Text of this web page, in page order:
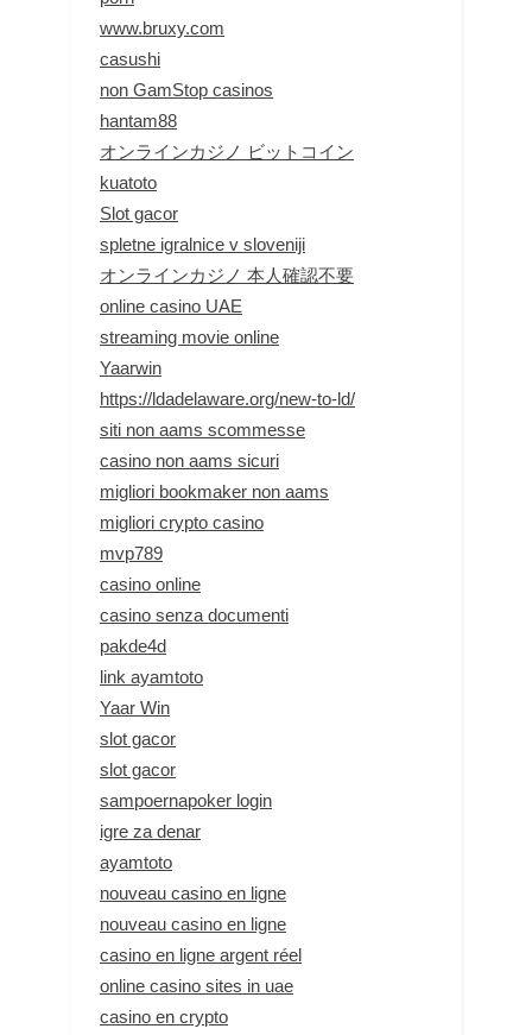
www.bruxy.com
casushi
non GamStop casinos
hantam88
オンラインカジノ ビットコイン
kuatoto
Slot gacor
spletne igralnice v sloveniji
オンラインカジノ 本人確認不要
online casino UAE
streaming movie online
Yaarwin
https://ldadelaware.org/new-to-ld/
siti non aams scommesse
casino non aams sicuri
migliori bookmaker non aams
migliori crypto casino
mvp789
casino online
casino senza documenti
pakde4d
link ayamtoto
Yaar Win
slot gacor
slot gacor
sampoernapoker login
igre za denar
ayamtoto
nouveau casino en ligne
nouveau casino en ligne
casino en ligne argent réel
online casino sites in uae
casino en crypto